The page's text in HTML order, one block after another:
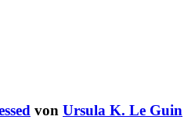
von Ursula K. Le Guin